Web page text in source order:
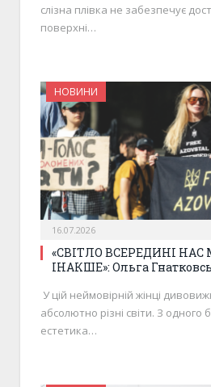
слізна плівка не забезпечує
поверхні…
НОВИНИ
16.07.2026
«СВІТЛО ВСЕРЕДИНІ
ІНАКШЕ»: Ольга
У цій неймовірній жінці
абсолютно різні світи. З одного
естетика…